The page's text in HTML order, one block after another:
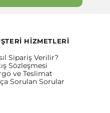
HİZMETLERİ
Sipariş Verilir?
Sözleşmesi
ve Teslimat
Sorulan Sorular